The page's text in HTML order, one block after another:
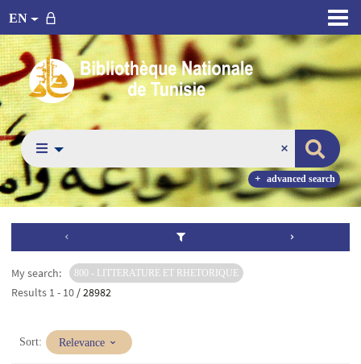
EN
advanced search
My search: 800 - LITTERATURE ET RHETORIQUE
Results 1 - 10 / 28982
Sort: (Immediate
update)
Relevance